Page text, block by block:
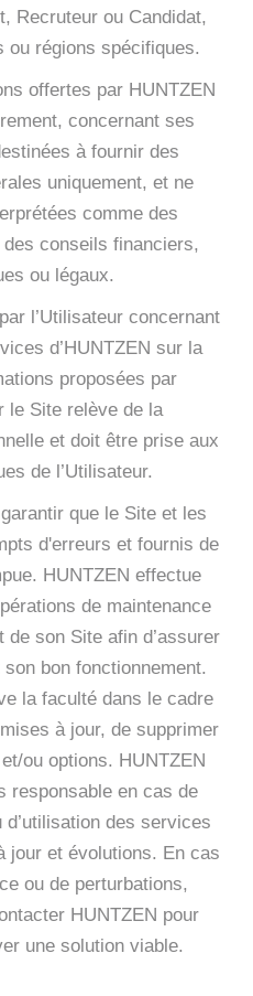
Recruteur ou Candidat,
ou régions spécifiques.
offertes par HUNTZEN
concernant ses
à fournir des
uniquement, et ne
comme des
conseils financiers,
ou légaux.
l’Utilisateur concernant
d’HUNTZEN sur la
proposées par
le Site relève de la
et doit être prise aux
de l’Utilisateur.
que le Site et les
d'erreurs et fournis de
HUNTZEN effectue
de maintenance
de son Site afin d’assurer
bon fonctionnement.
la faculté dans le cadre
à jour, de supprimer
ou options. HUNTZEN
responsable en cas de
d’utilisation des services
jour et évolutions. En cas
ou de perturbations,
HUNTZEN pour
une solution viable.